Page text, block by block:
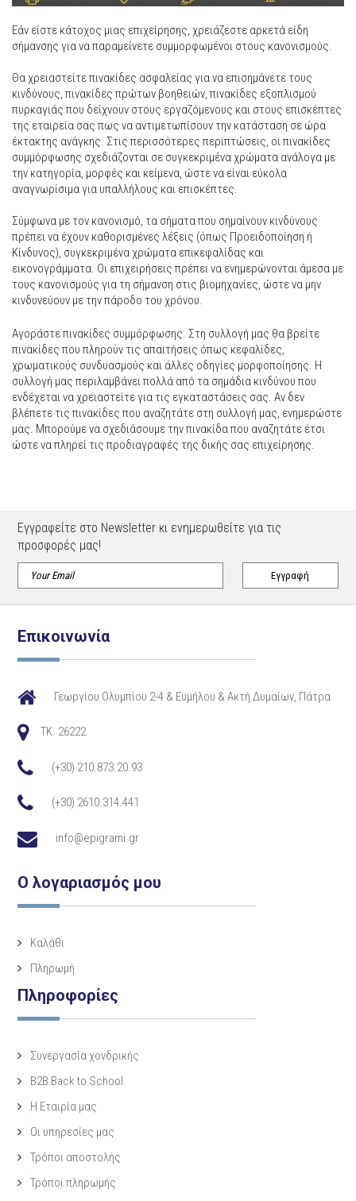
Εάν είστε κάτοχος μιας επιχείρησης, χρειάζεστε αρκετά είδη
σήμανσης για να παραμείνετε συμμορφωμένοι στους κανονισμούς.
Θα χρειαστείτε πινακίδες ασφαλείας για να επισημάνετε τους
κινδύνους, πινακίδες πρώτων βοηθειών, πινακίδες εξοπλισμού
πυρκαγιάς που δείχνουν στους εργαζόμενους και στους επισκέπτες
της εταιρεία σας πως να αντιμετωπίσουν την κατάσταση σε ώρα
έκτακτης ανάγκης. Στις περισσότερες περιπτώσεις, οι πινακίδες
συμμόρφωσης σχεδιάζονται σε συγκεκριμένα χρώματα ανάλογα με
την κατηγορία, μορφές και κείμενα, ώστε να είναι εύκολα
αναγνωρίσιμα για υπαλλήλους και επισκέπτες.
Σύμφωνα με τον κανονισμό, τα σήματα που σημαίνουν κινδύνους
πρέπει να έχουν καθορισμένες λέξεις (όπως Προειδοποίηση ή
Κίνδυνος), συγκεκριμένα χρώματα επικεφαλίδας και
εικονογράμματα. Οι επιχειρήσεις πρέπει να ενημερώνονται άμεσα με
τους κανονισμούς για τη σήμανση στις βιομηχανίες, ώστε να μην
κινδυνεύουν με την πάροδο του χρόνου.
Αγοράστε πινακίδες συμμόρφωσης. Στη συλλογή μας θα βρείτε
πινακίδες που πληρούν τις απαιτήσεις όπως κεφαλίδες,
χρωματικούς συνδυασμούς και άλλες οδηγίες μορφοποίησης. Η
συλλογή μας περιλαμβάνει πολλά από τα σημάδια κινδύνου που
ενδέχεται να χρειαστείτε για τις εγκαταστάσεις σας. Αν δεν
βλέπετε τις πινακίδες που αναζητάτε στη συλλογή μας, ενημερώστε
μας. Μπορούμε να σχεδιάσουμε την πινακίδα που αναζητάτε έτσι
ώστε να πληρεί τις προδιαγραφές της δικής σας επιχείρησης.
Εγγραφείτε στο Newsletter κι ενημερωθείτε για τις
προσφορές μας!
Επικοινωνία
Γεωργίου Ολυμπίου 2-4 & Ευμήλου & Ακτή Δυμαίων, Πάτρα
TK. 26222
(+30) 210.873.20.93
(+30) 2610.314.441
info@epigrami.gr
Ο λογαριασμός μου
Καλάθι
Πληρωμή
Πληροφορίες
Συνεργασία χονδρικής
B2B Back to School
Η Eταιρία μας
Οι υπηρεσίες μας
Τρόποι αποστολής
Τρόποι πληρωμής